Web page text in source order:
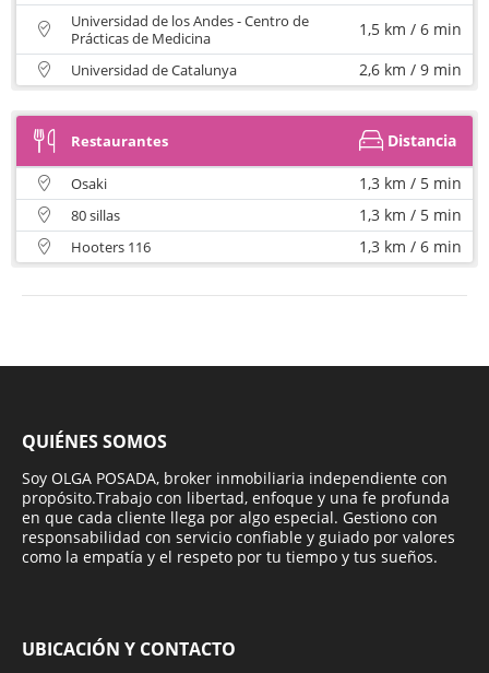
Universidad de los Andes - Centro de
Prácticas de Medicina
1,5 km / 6 min
Universidad de Catalunya 2,6 km / 9 min
Restaurantes Distancia
Osaki 1,3 km / 5 min
80 sillas 1,3 km / 5 min
Hooters 116 1,3 km / 6 min
QUIÉNES SOMOS
Soy OLGA POSADA, broker inmobiliaria independiente con
propósito.Trabajo con libertad, enfoque y una fe profunda
en que cada cliente llega por algo especial. Gestiono con
responsabilidad con servicio confiable y guiado por valores
como la empatía y el respeto por tu tiempo y tus sueños.
UBICACIÓN Y CONTACTO